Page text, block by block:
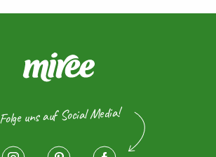
Folge uns auf Social Media!